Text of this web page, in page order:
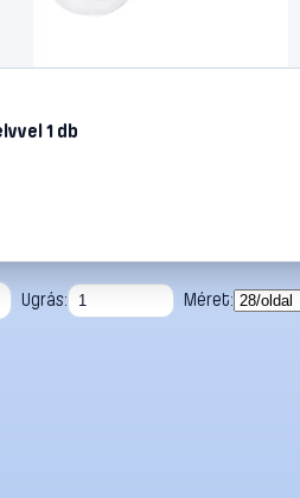
1 db
Ugrás: Méret: